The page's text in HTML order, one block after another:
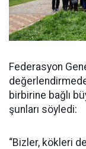
Federasyon
birbirine bağlı
şunları söyledi:
“Bizler, kökleri